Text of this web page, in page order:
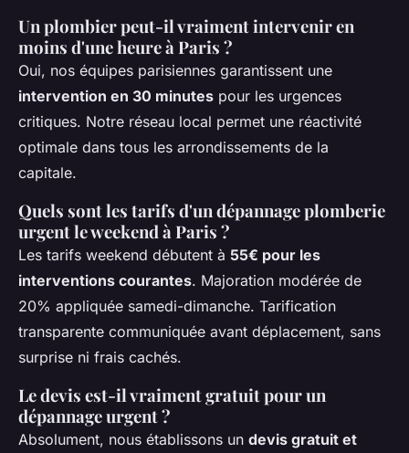
Un plombier peut-il vraiment intervenir en
moins d'une heure à Paris ?
Oui, nos équipes parisiennes garantissent une
intervention en 30 minutes pour les urgences
critiques. Notre réseau local permet une réactivité
optimale dans tous les arrondissements de la
capitale.
Quels sont les tarifs d'un dépannage plomberie
urgent le weekend à Paris ?
Les tarifs weekend débutent à 55€ pour les
interventions courantes. Majoration modérée de
20% appliquée samedi-dimanche. Tarification
transparente communiquée avant déplacement, sans
surprise ni frais cachés.
Le devis est-il vraiment gratuit pour un
dépannage urgent ?
Absolument, nous établissons un devis gratuit et